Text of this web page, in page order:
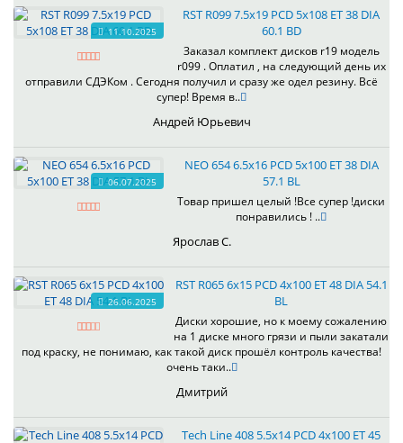
11.10.2025
RST R099 7.5x19 PCD 5x108 ET 38 DIA
60.1 BD
Заказал комплект дисков r19 модель
r099 . Оплатил , на следующий день их
отправили СДЭКом . Сегодня получил и сразу же одел резину. Всё
супер! Время в..
Андрей Юрьевич
06.07.2025
NEO 654 6.5x16 PCD 5x100 ET 38 DIA
57.1 BL
Товар пришел целый !Все супер !диски
понравились ! ..
Ярослав С.
26.06.2025
RST R065 6x15 PCD 4x100 ET 48 DIA 54.1
BL
Диски хорошие, но к моему сожалению
на 1 диске много грязи и пыли закатали
под краску, не понимаю, как такой диск прошёл контроль качества!
очень таки..
Дмитрий
Tech Line 408 5.5x14 PCD 4x100 ET 45